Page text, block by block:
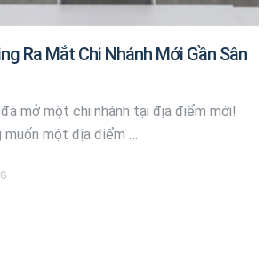
Ra Mắt Chi Nhánh Mới Gần Sân
mở một chi nhánh tại địa điểm mới!
muốn một địa điểm …